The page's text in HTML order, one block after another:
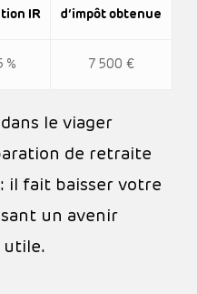
IR d’impôt obtenue
% 7 500 €
le viager
de retraite
il fait baisser votre
un avenir
utile.